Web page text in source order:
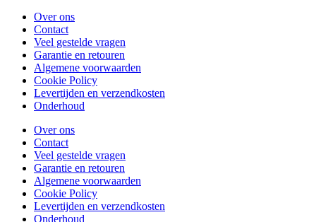
Over ons
Contact
Veel gestelde vragen
Garantie en retouren
Algemene voorwaarden
Cookie Policy
Levertijden en verzendkosten
Onderhoud
Over ons
Contact
Veel gestelde vragen
Garantie en retouren
Algemene voorwaarden
Cookie Policy
Levertijden en verzendkosten
Onderhoud